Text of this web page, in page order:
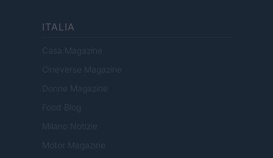
ITALIA
Casa Magazine
Cineverse Magazine
Donne Magazine
Food Blog
Milano Notizie
Motor Magazine